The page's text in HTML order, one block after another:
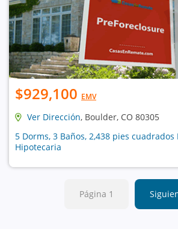
$929,100 EMV
Ver Dirección, Boulder, CO 80305
5 Dorms, 3 Baños, 2,438 pies cuadrados
Hipotecaria
Página 1